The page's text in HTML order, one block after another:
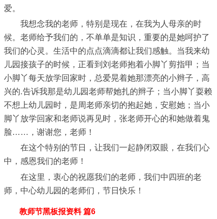
爱。
我想念我的老师，特别是现在，在我为人母亲的时
候。老师给予我们的，不单单是知识，重要的是她呵护了
我们的心灵。生活中的点点滴滴都让我们感触。当我来幼
儿园接孩子的时候，正看到刘老师抱着小脚丫剪指甲；当
小脚丫每天放学回家时，总爱晃着她那漂亮的小辫子，高
兴的.告诉我那是幼儿园老师帮她扎的辫子；当小脚丫耍赖
不想上幼儿园时，是周老师亲切的抱起她，安慰她；当小
脚丫放学回家和老师说再见时，张老师开心的和她做着鬼
脸……，谢谢您，老师！
在这个特别的节日，让我们一起静闭双眼，在我们心
中，感恩我们的老师！
在这里，衷心的祝愿我们的老师，我们中四班的老
师，中心幼儿园的老师们，节日快乐！
教师节黑板报资料 篇6